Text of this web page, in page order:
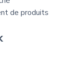
de produits